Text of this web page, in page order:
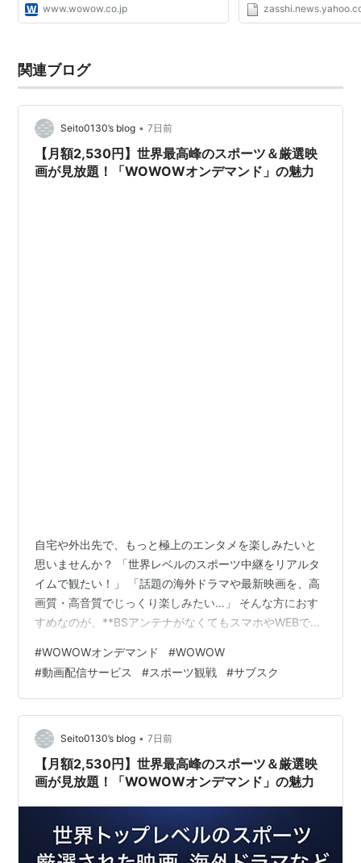
安田敬一郎
池田真由美
岩佐徹
高柳謙一
加入料及び視聴料はデジタルWOWOWと同額だが、
www.wowow.co.jp
関連ブログ
Seito0130’s blog • 7日前
【月額2,530円】世界最高峰のスポーツ＆厳選映
画が見放題！「WOWOWオンデマンド」の魅力
自宅や外出先で、もっと極上のエンタメを楽しみたいと
思いませんか？ 「世界レベルのスポーツ中継をリアルタ
イムで観たい！」 「話題の海外ドラマや最新映画を、高
画質・高音質でじっくり楽しみたい…」 そんな方におす
すめなのが、**BSアンテナがなくてもスマホやWEBで今
2,530円（税込）で、WOWOWならではの豪華なコンテ
ンツがいつでもどこでも見放題になります。 【映画・ス
ポーツ・海外ドラマみるなら】WOWOWオンデマンド 💡
WOWOWオンデマンドが選ばれる3つの理由 世界最高峰
のスポーツ中継が充実！ 欧州サッカーやテニスグランス
ラム、ボクシ…
#WOWOWオンデマンド #WOWOW
#動画配信サービス #スポーツ観戦 #サブスク
Seito0130’s blog • 7日前
【月額2,530円】世界最高峰のスポーツ＆厳選映
画が見放題！「WOWOWオンデマンド」の魅力